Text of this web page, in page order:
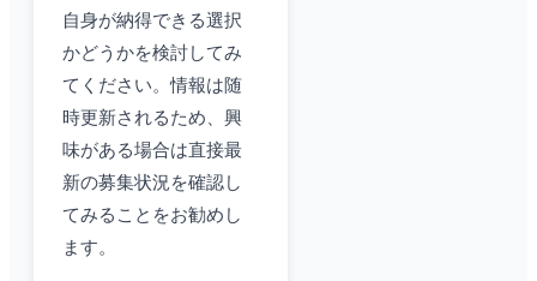
自身が納得できる選択
かどうかを検討してみ
てください。情報は随
時更新されるため、興
味がある場合は直接最
新の募集状況を確認し
てみることをお勧めし
ます。